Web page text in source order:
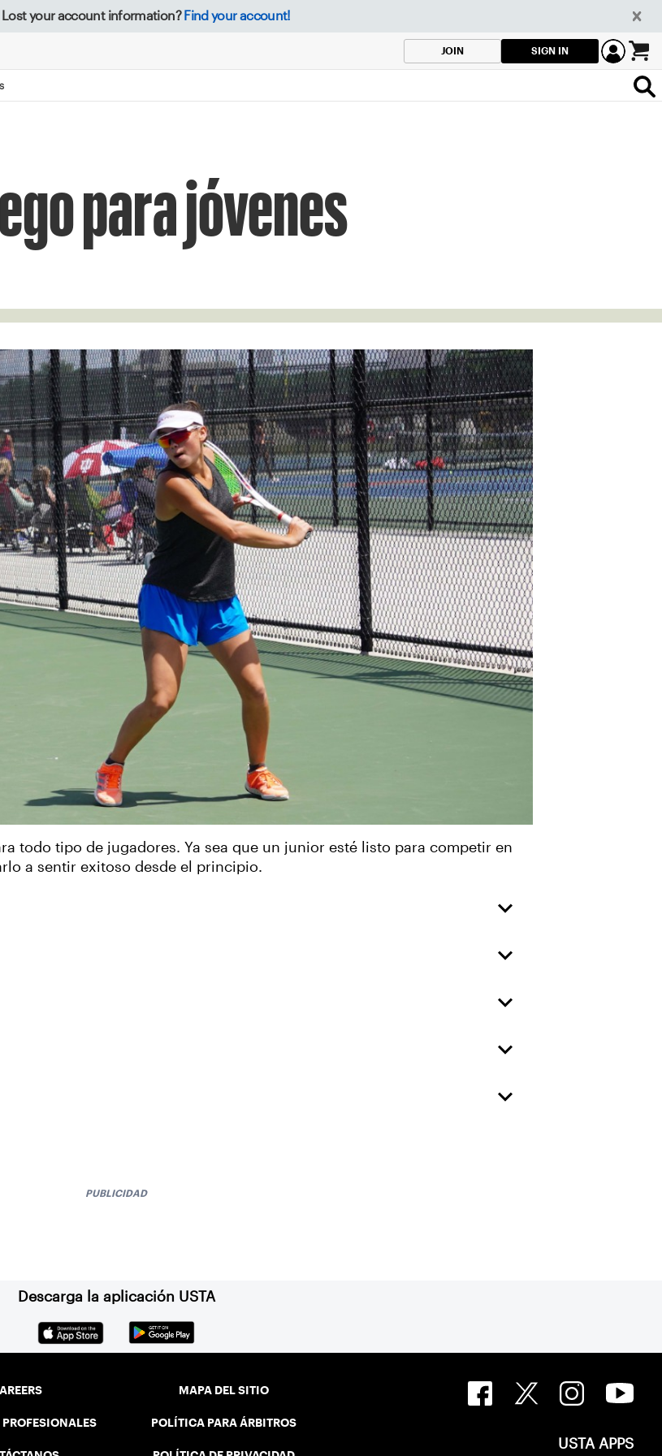
Lost your account information? Find your account!
JOIN SIGN IN
para jóvenes
todo tipo de jugadores. Ya sea que un junior esté listo para competir en
a sentir exitoso desde el principio.
PUBLICIDAD
Descarga la aplicación USTA
PROFESIONALES
MAPA DEL SITIO
POLÍTICA PARA ÁRBITROS
USTA APPS